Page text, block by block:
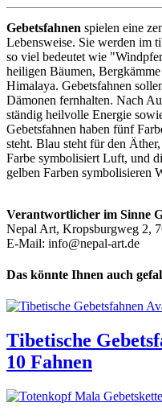
Gebetsfahnen spielen eine
Lebensweise. Sie werden im
so viel bedeutet wie
heiligen Bäumen,
Himalaya. Gebetsfahnen
Dämonen fernhalten. Nach
ständig heilvolle Energie
Gebetsfahnen haben fünf
steht. Blau steht für den
Farbe symbolisiert Luft, und
gelben Farben symbolisieren
Verantwortlicher im Sinne
Nepal Art, Kropsburgweg 2,
E-Mail: info@nepal-art.de
Das könnte Ihnen auch
Tibetische
10 Fahnen